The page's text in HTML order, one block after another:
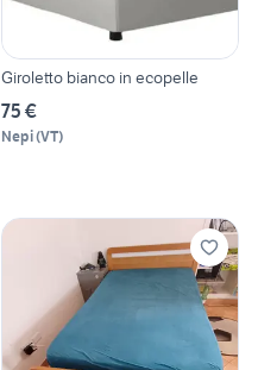
Giroletto bianco in ecopelle
75 €
Nepi(VT)